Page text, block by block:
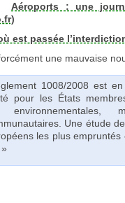
Aéroports : une
est passée
une mauvaise
1008/2008 est
pour les États
Une étude
les plus